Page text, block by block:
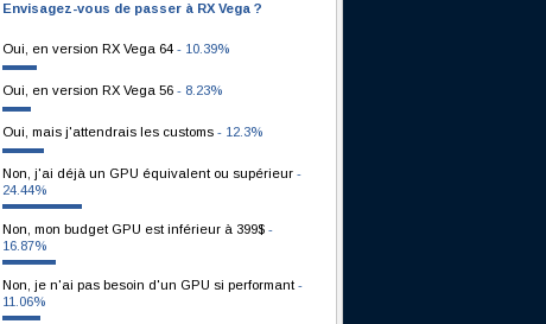
Envisagez-vous de passer à RX Vega ?
Oui, en version RX Vega 64 - 10.39%
Oui, en version RX Vega 56 - 8.23%
Oui, mais j'attendrais les customs - 12.3%
Non, j'ai déjà un GPU équivalent ou supérieur -
24.44%
Non, mon budget GPU est inférieur à 399$ -
16.87%
Non, je n'ai pas besoin d'un GPU si performant -
11.06%